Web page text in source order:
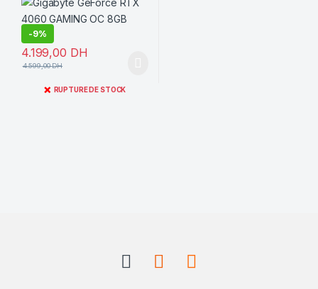
-9%
4.199,00 DH
4.599,00DH
❌ RUPTURE DE STOCK